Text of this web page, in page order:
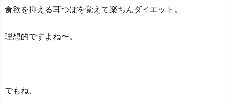
食欲を抑える耳つぼを覚えて楽ちんダイエット。
理想的ですよね〜。
でもね、